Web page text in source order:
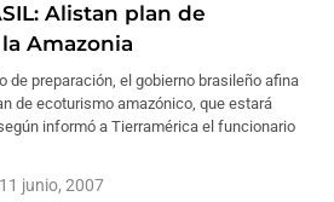
Alistan plan de
Amazonia
de preparación, el gobierno brasileño afina
de ecoturismo amazónico, que estará
informó a Tierramérica el funcionario
11 junio, 2007